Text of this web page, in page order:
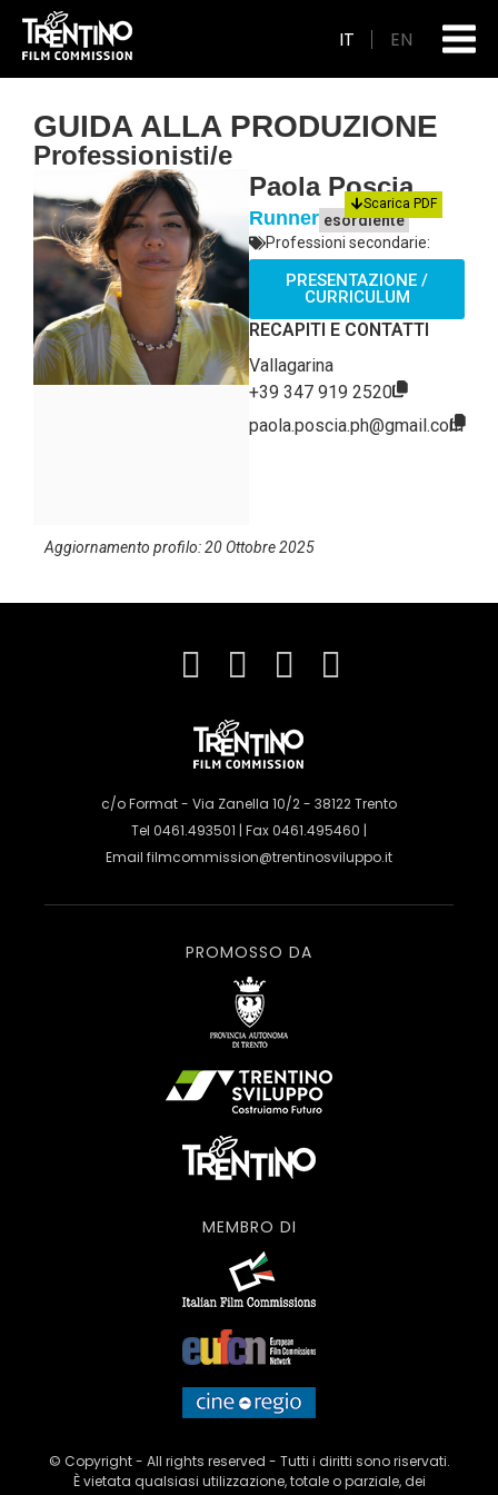
IT EN
GUIDA ALLA PRODUZIONE
Professionisti/e
Scarica PDF
Paola Poscia
Runner esordiente
Professioni secondarie:
PRESENTAZIONE /
CURRICULUM
RECAPITI E CONTATTI
Vallagarina
+39 347 919 2520
paola.poscia.ph@gmail.com
Aggiornamento profilo: 20 Ottobre 2025
c/o Format - Via Zanella 10/2 - 38122 Trento
Tel 0461.493501 | Fax 0461.495460 |
Email filmcommission@trentinosviluppo.it
PROMOSSO DA
MEMBRO DI
© Copyright - All rights reserved - Tutti i diritti sono riservati.
È vietata qualsiasi utilizzazione, totale o parziale, dei